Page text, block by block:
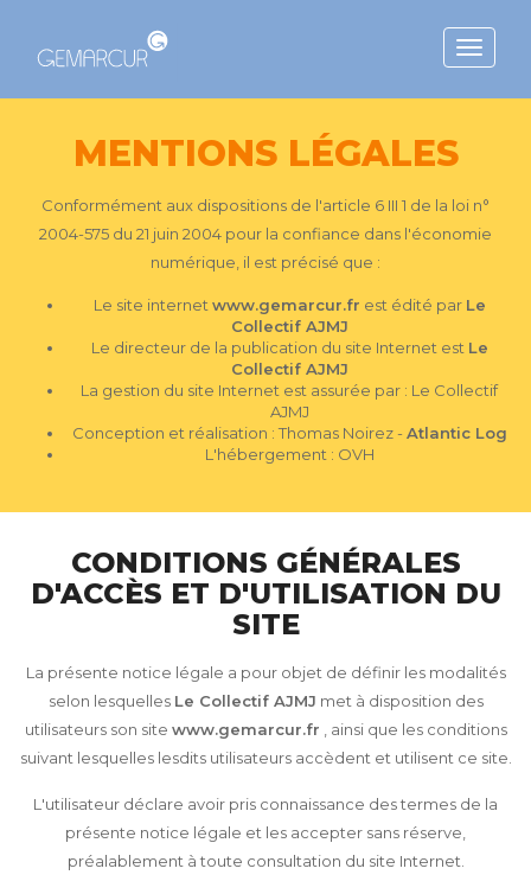
Toggle
MENTIONS LÉGALES
Conformément aux dispositions de l'article 6 III 1 de la loi n°
2004-575 du 21 juin 2004 pour la confiance dans l'économie
numérique, il est précisé que :
Le site internet www.gemarcur.fr est édité par Le
Collectif AJMJ
Le directeur de la publication du site Internet est Le
Collectif AJMJ
La gestion du site Internet est assurée par : Le Collectif
AJMJ
Conception et réalisation : Thomas Noirez -Atlantic Log
L'hébergement : OVH
CONDITIONS GÉNÉRALES
D'ACCÈS ET D'UTILISATION DU
SITE
La présente notice légale a pour objet de définir les modalités
selon lesquelles Le Collectif AJMJ met à disposition des
utilisateurs son site www.gemarcur.fr , ainsi que les conditions
suivant lesquelles lesdits utilisateurs accèdent et utilisent ce site.
L'utilisateur déclare avoir pris connaissance des termes de la
présente notice légale et les accepter sans réserve,
préalablement à toute consultation du site Internet.